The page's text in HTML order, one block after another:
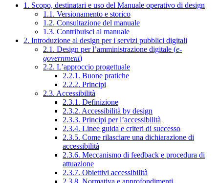
1. Scopo, destinatari e uso del Manuale operativo di design
1.1. Versionamento e storico
1.2. Consultazione del manuale
1.3. Contribuisci al manuale
2. Introduzione al design per i servizi pubblici digitali
2.1. Design per l’amministrazione digitale (e-
government)
2.2. L’approccio progettuale
2.2.1. Buone pratiche
2.2.2. Principi
2.3. Accessibilità
2.3.1. Definizione
2.3.2. Accessibilità by design
2.3.3. Principi per l’accessibilità
2.3.4. Linee guida e criteri di successo
2.3.5. Come rilasciare una dichiarazione di
accessibilità
2.3.6. Meccanismo di feedback e procedura di
attuazione
2.3.7. Obiettivi accessibilità
2.3.8. Normativa e approfondimenti